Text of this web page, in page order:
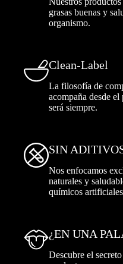
grasas buenas y
organismo.
Clean-Label
La filosofía de
acompaña desde
será siempre.
SIN
Nos enfocamos
naturales y
químicos
¿EN UNA
Descubre el